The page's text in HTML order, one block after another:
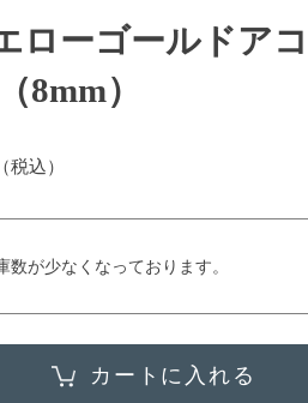
ローゴールドア
8mm）
（税込）
数が少なくなっております。